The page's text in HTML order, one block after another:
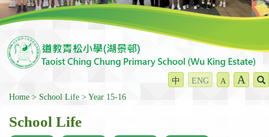
中 ENG A A
Home School Life Year 15-16
School Life